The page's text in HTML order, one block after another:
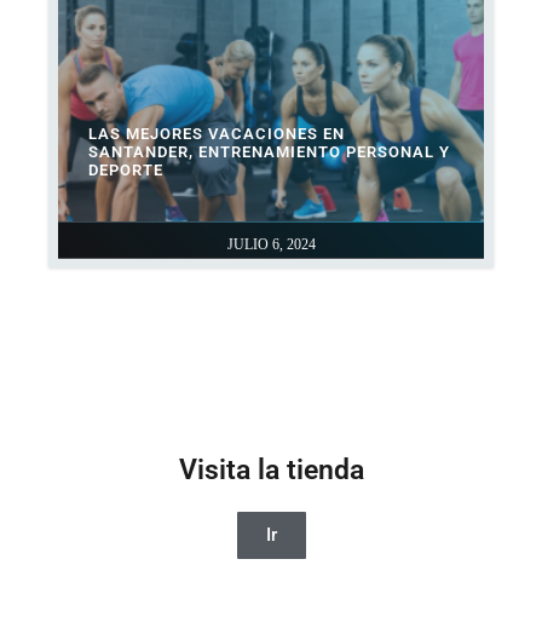
JULIO 6, 2024
LAS MEJORES VACACIONES EN
SANTANDER, ENTRENAMIENTO PERSONAL Y
DEPORTE
Visita la tienda
Ir